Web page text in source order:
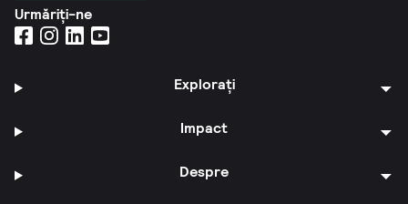
Urmăriți-ne
Explorați
Impact
Despre